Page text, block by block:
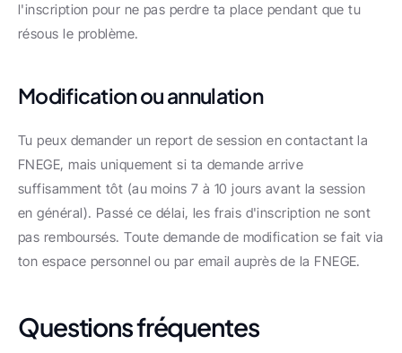
l'inscription pour ne pas perdre ta place pendant que tu
résous le problème.
Modification ou annulation
Tu peux demander un report de session en contactant la
FNEGE, mais uniquement si ta demande arrive
suffisamment tôt (au moins 7 à 10 jours avant la session
en général). Passé ce délai, les frais d'inscription ne sont
pas remboursés. Toute demande de modification se fait via
ton espace personnel ou par email auprès de la FNEGE.
Questions fréquentes